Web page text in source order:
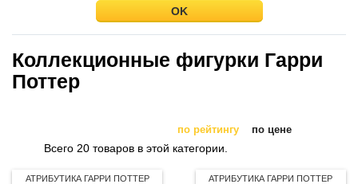
OK
Коллекционные фигурки Гарри
Поттер
по цене
по рейтингу
Всего 20 товаров в этой категории.
АТРИБУТИКА ГАРРИ ПОТТЕР АТРИБУТИКА ГАРРИ ПОТТЕР